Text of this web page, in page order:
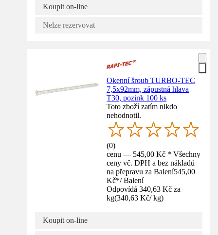
Koupit on-line
Nelze rezervovat
Okenní šroub TURBO-TEC
7,5x92mm, zápustná hlava
T30, pozink 100 ks
Toto zboží zatím nikdo
nehodnotil.
(0)
cenu — 545,00 Kč * Všechny
ceny vč. DPH a bez nákladů
na přepravu za Balení545,00
Kč*/ Balení
Odpovídá 340,63 Kč za
kg(340,63 Kč/ kg)
Koupit on-line